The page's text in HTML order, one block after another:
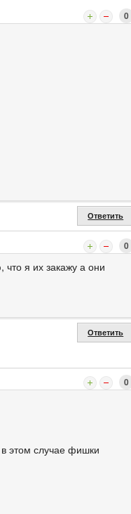
0
Ответить
0
я их закажу а они
Ответить
0
этом случае фишки